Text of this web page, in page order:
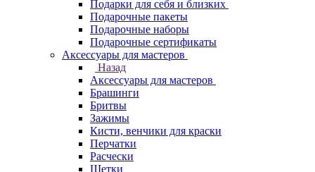
Подарки для себя и близких
Подарочные пакеты
Подарочные наборы
Подарочные сертификаты
Аксессуары для мастеров
Назад
Аксессуары для мастеров
Брашинги
Бритвы
Зажимы
Кисти, венчики для краски
Перчатки
Расчески
Щетки